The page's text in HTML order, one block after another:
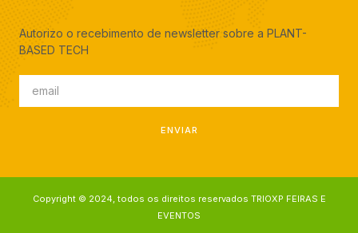
Autorizo o recebimento de newsletter sobre a PLANT-
BASED TECH
ENVIAR
Copyright © 2024, todos os direitos reservados TRIOXP FEIRAS E
EVENTOS